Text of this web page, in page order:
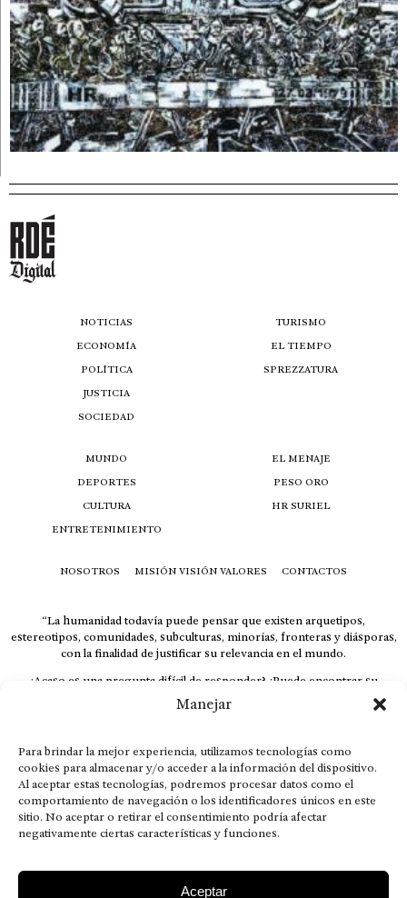
Manejar
Para brindar la mejor experiencia, utilizamos tecnologías como
cookies para almacenar y/o acceder a la información del dispositivo.
Al aceptar estas tecnologías, podremos procesar datos como el
comportamiento de navegación o los identificadores únicos en este
sitio. No aceptar o retirar el consentimiento podría afectar
negativamente ciertas características y funciones.
Aceptar
NOTICIAS
ECONOMÍA
POLÍTICA
JUSTICIA
SOCIEDAD
TURISMO
EL TIEMPO
SPREZZATURA
MUNDO
DEPORTES
CULTURA
ENTRETENIMIENTO
EL MENAJE
PESO ORO
HR SURIEL
NOSOTROS MISIÓN VISIÓN VALORES CONTACTOS
“La humanidad todavía puede pensar que existen arquetipos,
estereotipos, comunidades, subculturas, minorías, fronteras y diásporas,
con la finalidad de justificar su relevancia en el mundo.
¿Acaso es una pregunta difícil de responder? ¿Puede encontrar su
respuesta al instante, otorgando al receptor cuestionado espacio y
velocidad suficiente para responder correctamente? De no ser así, el que
El concepto de familia no está limitado exclusivamente a la sangre; seres
que surgen en nuestro diario vivir suelen pesar más que los
emparentados. Más bien, el apego de estas dos versiones de seres
queridos mueve ideales provenientes de sus vivencias.
This is for nuestra gente.” – HRSuriel